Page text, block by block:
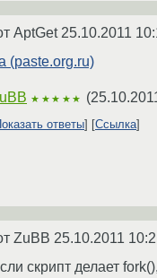
AptGet 25.10.2011
(paste.org.ru)
★★★★★ (
ответы
Ссылка
ZuBB 25.10.2011
скрипт делает